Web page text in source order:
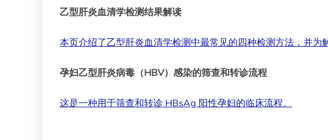
乙型肝炎血清学检测结果解读
本页介绍了乙型肝炎血清学检测中最常见的四种检测方法，并为
孕妇乙型肝炎病毒（HBV）感染的筛查和转诊流程
这是一种用于筛查和转诊 HBsAg 阳性孕妇的临床流程。